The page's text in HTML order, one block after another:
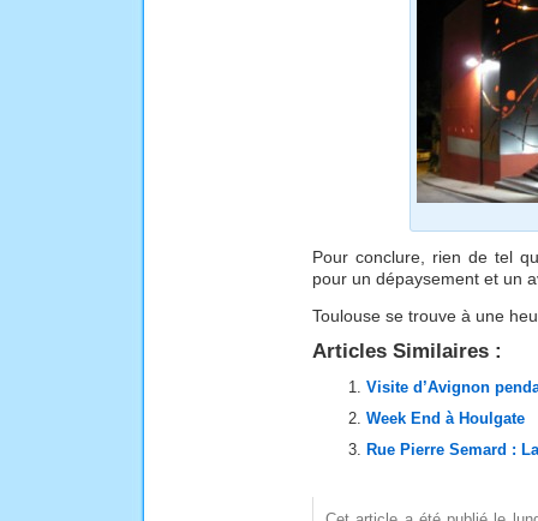
Pour conclure, rien de tel
pour un dépaysement et un
Toulouse se trouve à une
Articles Similaires :
Visite d’Avignon
Week End à Houlgate
Rue Pierre Semard :